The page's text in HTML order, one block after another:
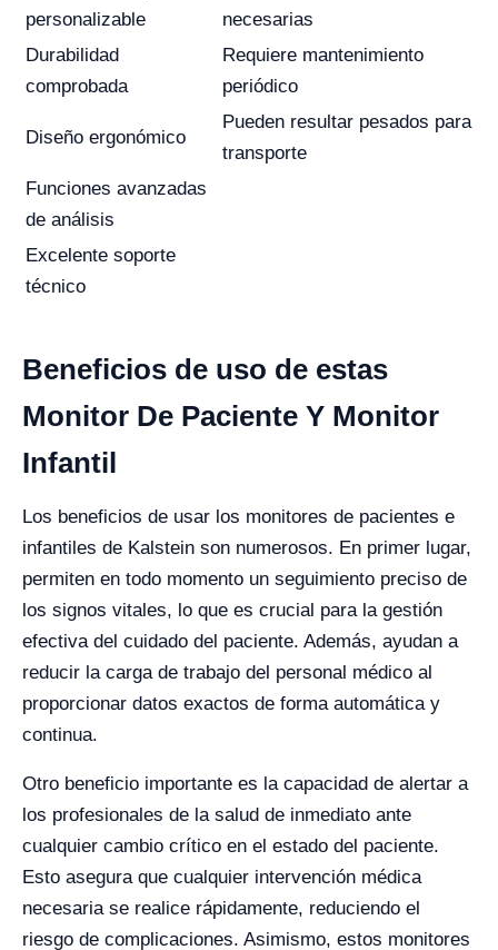
personalizable
necesarias
Durabilidad
comprobada
Requiere mantenimiento
periódico
Diseño ergonómico
Pueden resultar pesados para
transporte
Funciones avanzadas
de análisis
Excelente soporte
técnico
Beneficios de uso de estas
Monitor De Paciente Y Monitor
Infantil
Los beneficios de usar los monitores de pacientes e
infantiles de Kalstein son numerosos. En primer lugar,
permiten en todo momento un seguimiento preciso de
los signos vitales, lo que es crucial para la gestión
efectiva del cuidado del paciente. Además, ayudan a
reducir la carga de trabajo del personal médico al
proporcionar datos exactos de forma automática y
continua.
Otro beneficio importante es la capacidad de alertar a
los profesionales de la salud de inmediato ante
cualquier cambio crítico en el estado del paciente.
Esto asegura que cualquier intervención médica
necesaria se realice rápidamente, reduciendo el
riesgo de complicaciones. Asimismo, estos monitores